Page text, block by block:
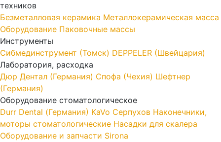
техников
Безметалловая керамика Металлокерамическая масса
Оборудование Паковочные массы
Инструменты
Cибмединструмент (Томск) DEPPELER (Швейцария)
Лаборатория, расходка
Дюр Дентал (Германия) Спофа (Чехия) Шефтнер
(Германия)
Оборудование стоматологическое
Durr Dental (Германия) KaVo Серпухов Наконечники,
моторы стоматологические Насадки для скалера
Оборудование и запчасти Sirona